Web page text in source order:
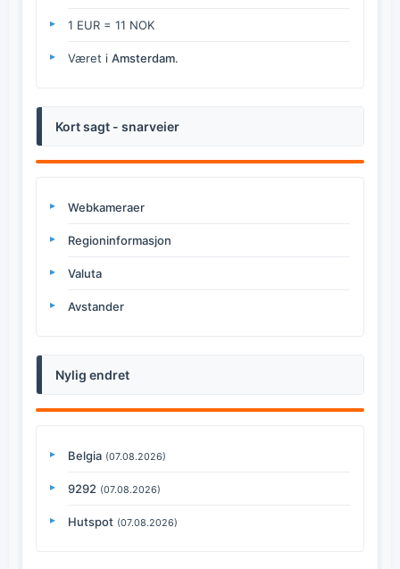
1 EUR = 11 NOK
Været i Amsterdam.
Kort sagt - snarveier
Webkameraer
Regioninformasjon
Valuta
Avstander
Nylig endret
Belgia (07.08.2026)
9292 (07.08.2026)
Hutspot (07.08.2026)